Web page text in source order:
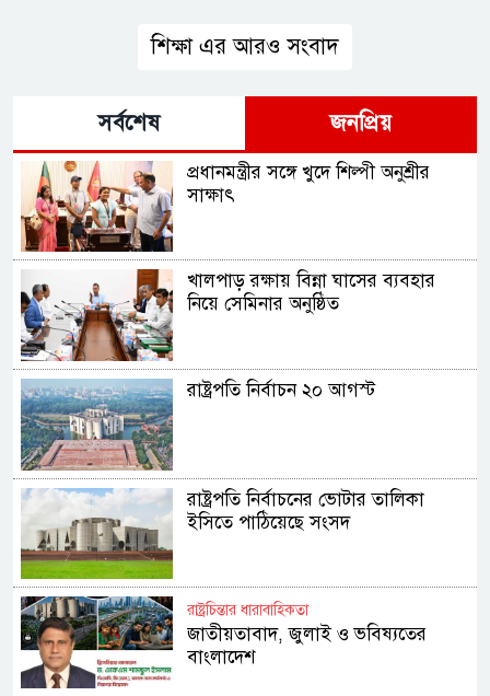
শিক্ষা এর আরও সংবাদ
সর্বশেষ জনপ্রিয়
প্রধানমন্ত্রীর সঙ্গে খুদে শিল্পী অনুশ্রীর
সাক্ষাৎ
খালপাড় রক্ষায় বিন্না ঘাসের ব্যবহার
নিয়ে সেমিনার অনুষ্ঠিত
রাষ্ট্রপতি নির্বাচন ২০ আগস্ট
রাষ্ট্রপতি নির্বাচনের ভোটার তালিকা
ইসিতে পাঠিয়েছে সংসদ
রাষ্ট্রচিন্তার ধারাবাহিকতা
জাতীয়তাবাদ, জুলাই ও ভবিষ্যতের
বাংলাদেশ